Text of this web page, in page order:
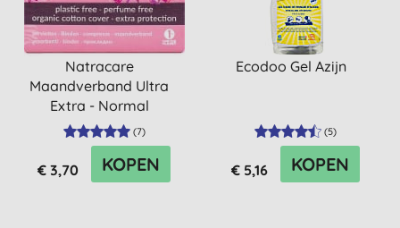
Natracare
Maandverband Ultra
Extra - Normal
(7)
€ 3,70 KOPEN
Ecodoo Gel Azijn
(5)
€ 5,16 KOPEN